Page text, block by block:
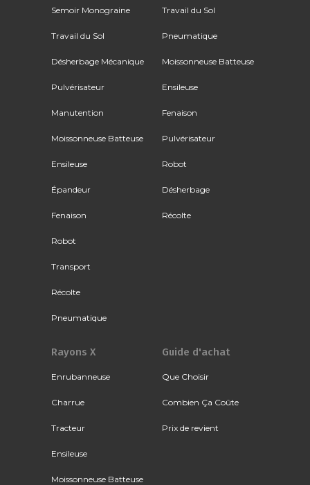
Semoir Monograine
Travail du Sol
Désherbage Mécanique
Pulvérisateur
Manutention
Moissonneuse Batteuse
Ensileuse
Épandeur
Fenaison
Robot
Transport
Récolte
Pneumatique
Travail du Sol
Pneumatique
Moissonneuse Batteuse
Ensileuse
Fenaison
Pulvérisateur
Robot
Désherbage
Récolte
Rayons X
Enrubanneuse
Charrue
Tracteur
Ensileuse
Moissonneuse Batteuse
Guide d'achat
Que Choisir
Combien Ça Coûte
Prix de revient